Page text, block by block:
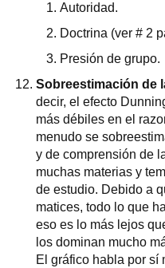
Autoridad.
Doctrina (ver # 2
Presión de grupo.
Sobreestimación de
decir, el efecto
más débiles en el
menudo se
y de comprensión de
muchas materias y
de estudio. Debido a
matices, todo lo que
eso es lo más lejos
los dominan mucho
El gráfico habla por sí